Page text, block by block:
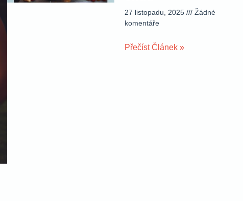
27 listopadu, 2025
Žádné
komentáře
Přečíst Článek »